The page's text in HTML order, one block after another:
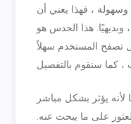
، فهذا يعني أن
وبديهيًا. هذا الحدس هو
تصفح المستخدم سهلاً
لأنه يؤثر بشكل مباشر
على ما يبحث عنه.